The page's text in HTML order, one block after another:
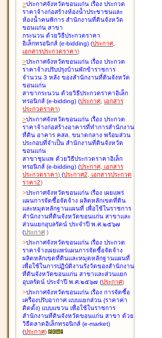
>ประกาศจังหวัดขอนแก่น เรื่อง ประกวด
ราคาจ้างก่อสร้างห้องน้ำประชาชนและ
ห้องน้ำคนพิการ สำนักงานที่ดินจังหวัด
ขอนแก่น สาขา
กระนวน ด้วยวิธีประกวดราคา
อิเล็กทรอนิกส์ (e-bidding) (ประกาศ,
เอกสารประกวดราคา)
>ประกาศจังหวัดขอนแก่น เรื่อง ประกวด
ราคาจ้างปรับปรุงบ้านพักข้าราชการ
จำนวน 3 หลัง ของสำนักงานที่ดินจังหวัด
ขอนแก่น
สาขากระนวน ด้วยวิธีประกวดราคาอิเล็ก
ทรอนิกส์ (e-bidding) (ประกาศ, เอกสาร
ประกวดราคา)
>ประกาศจังหวัดขอนแก่น เรื่อง ประกวด
ราคาจ้างก่อสร้างอาคารที่ทำการสำนักงาน
ที่ดิน อาคาร คสล. ขนาดกลาง พร้อมส่วน
ประกอบที่จำเป็น สำนักงานที่ดินจังหวัด
ขอนแก่น
สาขาชุมแพ ด้วยวิธีประกวดราคาอิเล็ก
ทรอนิกส์ (e-bidding) (ประกาศ, เอกสาร
ประกวดราคา) (ประกาศ2, เอกสารประกวด
ราคา2)
>ประกาศจังหวัดขอนแก่น เรื่อง เผยแพร่
แผนการจัดซื้อจัดจ้าง ผลิตหลักเขตที่ดิน
และหมุดหลักฐานแผนที่ เพื่อใช้ในราชการ
สำนักงานที่ดินจังหวัดขอนแก่น สาขาและ
ส่วนแยกอุบลรัตน์ ประจำปี พ.ศ.๒๕๖๗
(ประกาศ )
>ประกาศจังหวัดขอนแก่น เรื่อง ประกวด
ราคาจ้างเผยแพร่แผนการจัดซื้อจัดจ้าง
ผลิตหลักเขตที่ดินและหมุดหลักฐานแผนที่
เพื่อใช้ในการปฏิบัติงานรังวัดของสำนักงาน
ที่ดินจังหวัดขอนแก่น สาขาและส่วนแยก
อุบลรัตน์ ประจำปี พ.ศ.๒๕๖๗ (ประกาศ)
>ประกาศจังหวัดขอนแก่น เรื่อง การจัดซื้อ
เครื่องปรับอากาศ แบบแยกส่วน (ราคาค่า
ติดตั้ง) แบบแขวน เพื่อใช้ในราชการ
สำนักงานที่ดินจังหวัดขอนแก่น สาขา ด้วย
วิธีตลาดอิเล็กทรอนิกส์ (e-market)
(ประกาศ)